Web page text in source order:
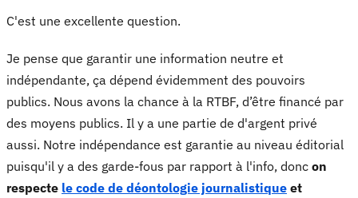
C'est une excellente question.
Je pense que garantir une information neutre et
indépendante, ça dépend évidemment des pouvoirs
publics. Nous avons la chance à la RTBF, d’être financé par
des moyens publics. Il y a une partie de d'argent privé
aussi. Notre indépendance est garantie au niveau éditorial
puisqu'il y a des garde-fous par rapport à l'info, donc on
respecte le code de déontologie journalistique et